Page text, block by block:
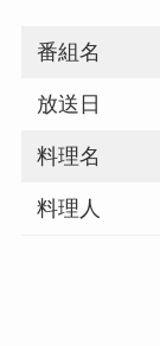
番組名
放送日
料理名
料理人